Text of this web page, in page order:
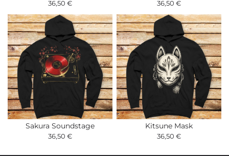
36,50 € 36,50 €
Sakura Soundstage
36,50 €
Kitsune Mask
36,50 €